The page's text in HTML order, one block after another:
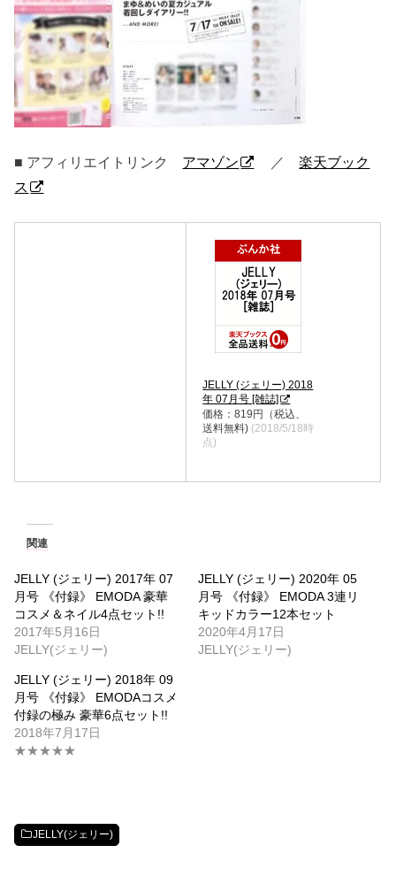
■ アフィリエイトリンク アマゾン ／楽天ブック
ス
JELLY (ジェリー) 2018
年 07月号 [雑誌]
価格：819円（税込、
送料無料) (2018/5/18時
点)
関連
JELLY (ジェリー) 2017年 07
月号 《付録》 EMODA 豪華
コスメ＆ネイル4点セット!!
2017年5月16日
JELLY(ジェリー)
JELLY (ジェリー) 2020年 05
月号 《付録》 EMODA 3連リ
キッドカラー12本セット
2020年4月17日
JELLY(ジェリー)
JELLY (ジェリー) 2018年 09
月号 《付録》 EMODAコスメ
付録の極み 豪華6点セット!!
2018年7月17日
★★★★★
JELLY(ジェリー)